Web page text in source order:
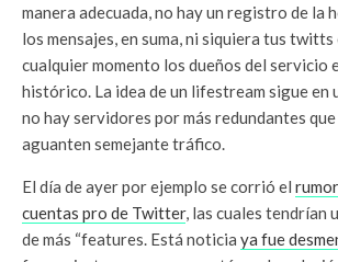
manera adecuada, no hay un registro de la
los mensajes, en suma, ni siquiera tus
cualquier momento los dueños del servicio
histórico. La idea de un lifestream sigue en
no hay servidores por más redundantes
aguanten semejante tráfico.
El día de ayer por ejemplo se corrió el
cuentas pro de Twitter, las cuales tendrían
de más “features. Está noticia ya fue